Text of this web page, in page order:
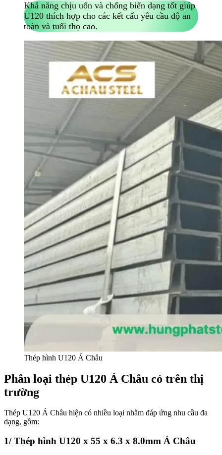
Khả năng chịu uốn và chống biến dạng tốt giúp
U120 thích hợp cho các kết cấu yêu cầu độ an
toàn và tuổi thọ cao.
Thép hình U120 Á Châu
Phân loại thép U120 Á Châu có trên thị
trường
Thép U120 Á Châu hiện có nhiều loại nhằm đáp ứng nhu cầu đa
dạng, gồm:
1/ Thép hình U120 x 55 x 6.3 x 8.0mm Á Châu